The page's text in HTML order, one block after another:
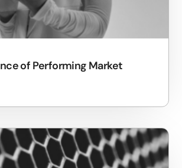
of Performing Market